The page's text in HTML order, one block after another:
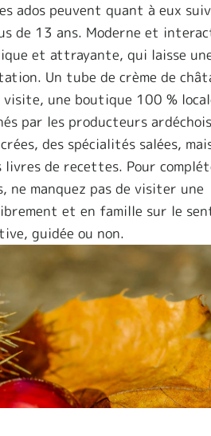
ados peuvent quant à eux
de 13 ans. Moderne et
et attrayante, qui laisse
Un tube de crème de
une boutique 100 %
par les producteurs
des spécialités salées,
livres de recettes. Pour
ne manquez pas de visiter une
et en famille sur le
guidée ou non.